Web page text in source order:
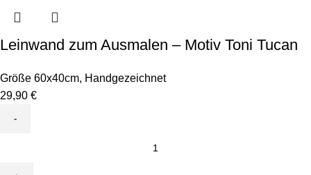
Leinwand zum Ausmalen – Motiv Toni Tucan
Größe 60x40cm, Handgezeichnet
29,90 €